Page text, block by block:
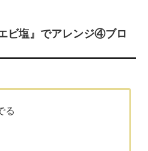
ビ塩』でアレンジ④ブロ
る